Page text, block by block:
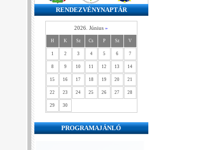
RENDEZVÉNYNAPTÁR
2026. Június »
H K Sz Cs P Sz V
1 2 3 4 5 6 7
8 9 10 11 12 13 14
15 16 17 18 19 20 21
22 23 24 25 26 27 28
29 30
PROGRAMAJÁNLÓ